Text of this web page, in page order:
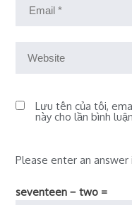
Lưu tên của tôi,
này cho lần bình
Please enter an answer
seventeen − two =